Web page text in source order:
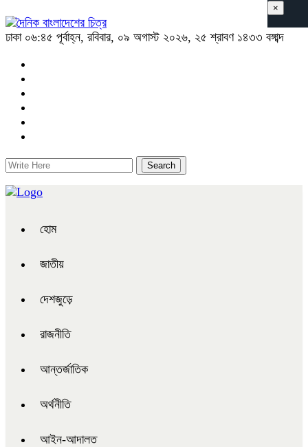
ঢাকা ০৬:৪৫ পূর্বাহ্ন, রবিবার, ০৯ অগাস্ট ২০২৬, ২৫ শ্রাবণ ১৪৩৩ বঙ্গাব্দ
হোম
জাতীয়
দেশজুড়ে
রাজনীতি
আন্তর্জাতিক
অর্থনীতি
আইন-আদালত
×